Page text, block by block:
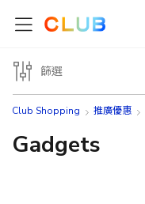
Club Shopping 推廣優惠
Gadgets
篩選